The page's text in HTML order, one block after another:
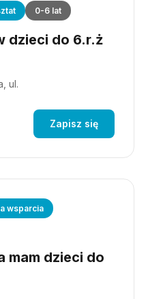
0-6 lat
dzieci do 6.r.ż
ul.
Zapisz się
wsparcia
mam dzieci do